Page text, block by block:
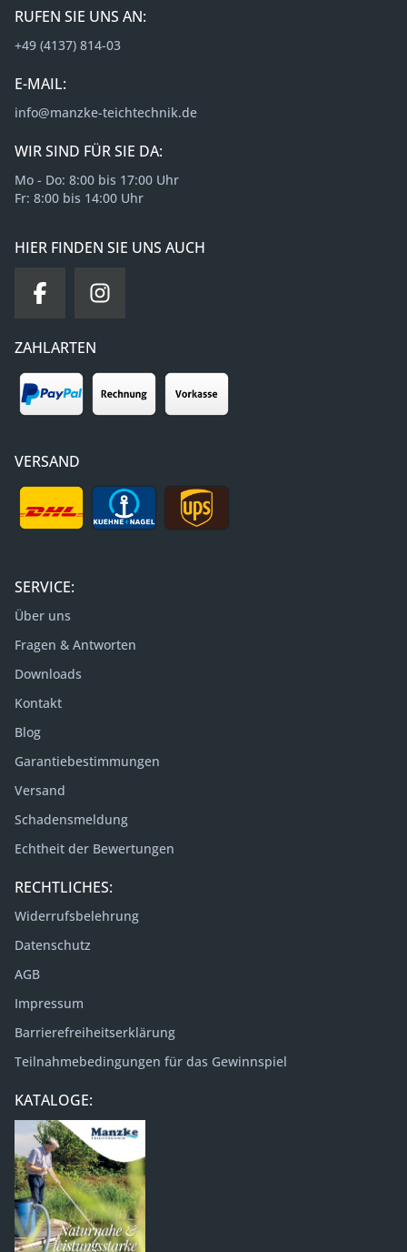
RUFEN SIE UNS AN:
+49 (4137) 814-03
E-MAIL:
info@manzke-teichtechnik.de
WIR SIND FÜR SIE DA:
Mo - Do: 8:00 bis 17:00 Uhr
Fr: 8:00 bis 14:00 Uhr
HIER FINDEN SIE UNS AUCH
ZAHLARTEN
VERSAND
SERVICE:
Über uns
Fragen & Antworten
Downloads
Kontakt
Blog
Garantiebestimmungen
Versand
Schadensmeldung
Echtheit der Bewertungen
RECHTLICHES:
Widerrufsbelehrung
Datenschutz
AGB
Impressum
Barrierefreiheitserklärung
Teilnahmebedingungen für das Gewinnspiel
KATALOGE: